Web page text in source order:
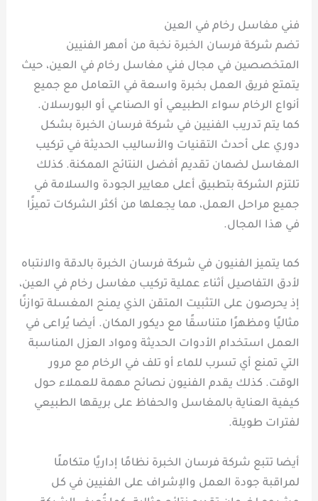
فني مغاسل رخام في العين
تضم شركة فرسان الخبرة نخبة من أمهر الفنيين
المتخصصين في مجال فني مغاسل رخام في العين، حيث
يتمتع فريق العمل بخبرة واسعة في التعامل مع جميع
أنواع الرخام سواء الطبيعي أو الصناعي أو البورسلان.
كما يتم تدريب الفنيين في شركة فرسان الخبرة بشكل
دوري على أحدث التقنيات والأساليب الحديثة في تركيب
المغاسل لضمان تقديم أفضل النتائج الممكنة. كذلك
تلتزم الشركة بتطبيق أعلى معايير الجودة والسلامة في
جميع مراحل العمل، مما يجعلها من أكثر الشركات تميزًا
في هذا المجال.
كما يتميز الفنيون في شركة فرسان الخبرة بالدقة والانتباه
لأدق التفاصيل أثناء عملية تركيب مغاسل رخام في العين،
إذ يحرصون على التثبيت المتقن الذي يمنح المغسلة توازنًا
مثاليًا ومظهرًا متناسقًا مع ديكور المكان. أيضا يُراعى في
العمل استخدام الأدوات الحديثة ومواد العزل المناسبة
التي تمنع أي تسرب للماء أو تلف في الرخام مع مرور
الوقت. كذلك يقدم الفنيون نصائح مهمة للعملاء حول
كيفية العناية بالمغاسل والحفاظ على بريقها الطبيعي
لفترات طويلة.
أيضا تتبع شركة فرسان الخبرة نظامًا إداريًا متكاملًا
لمراقبة جودة العمل والإشراف على الفنيين في كل